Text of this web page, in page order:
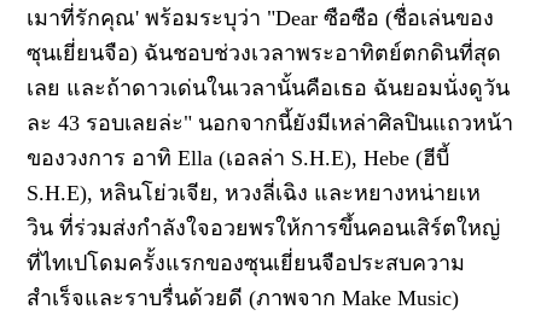
เมาที่รักคุณ'พร้อมระบุว่า "Dearซือซือ (ชื่อเล่นของ
ซุนเยี่ยนจือ) ฉันชอบช่วงเวลาพระอาทิตย์ตกดินที่สุด
เลย และถ้าดาวเด่นในเวลานั้นคือเธอ ฉันยอมนั่งดูวัน
ละ43 รอบเลยล่ะ" นอกจากนี้ยังมีเหล่าศิลปินแถวหน้า
ของวงการ อาทิElla (เอลล่า S.H.E), Hebe (ฮีบี้
S.H.E), หลินโย่วเจีย, หวงลี่เฉิง และหยางหน่ายเห
วินที่ร่วมส่งกำลังใจอวยพรให้การขึ้นคอนเสิร์ตใหญ่
ที่ไทเปโดมครั้งแรกของซุนเยี่ยนจือประสบความ
สำเร็จและราบรื่นด้วยดี (ภาพจาก Make Music)